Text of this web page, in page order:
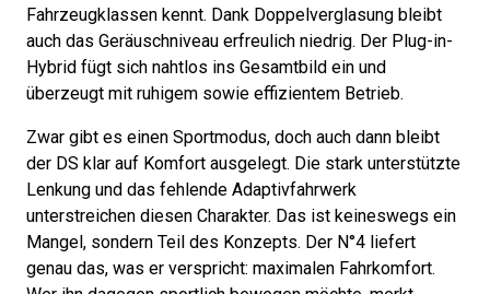
Fahrzeugklassen kennt. Dank Doppelverglasung bleibt
auch das Geräuschniveau erfreulich niedrig. Der Plug-in-
Hybrid fügt sich nahtlos ins Gesamtbild ein und
überzeugt mit ruhigem sowie effizientem Betrieb.
Zwar gibt es einen Sportmodus, doch auch dann bleibt
der DS klar auf Komfort ausgelegt. Die stark unterstützte
Lenkung und das fehlende Adaptivfahrwerk
unterstreichen diesen Charakter. Das ist keineswegs ein
Mangel, sondern Teil des Konzepts. Der N°4 liefert
genau das, was er verspricht: maximalen Fahrkomfort.